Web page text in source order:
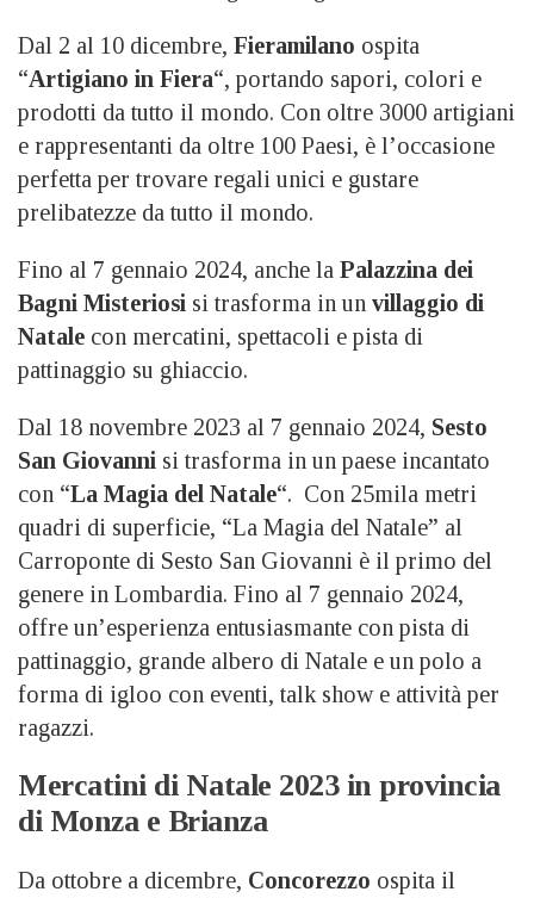
Dal 2 al 10 dicembre, Fieramilano ospita
“Artigiano in Fiera“, portando sapori, colori e
prodotti da tutto il mondo. Con oltre 3000 artigiani
e rappresentanti da oltre 100 Paesi, è l’occasione
perfetta per trovare regali unici e gustare
prelibatezze da tutto il mondo.
Fino al 7 gennaio 2024, anche la Palazzina dei
Bagni Misteriosi si trasforma in un villaggio di
Natale con mercatini, spettacoli e pista di
pattinaggio su ghiaccio.
Dal 18 novembre 2023 al 7 gennaio 2024, Sesto
San Giovanni si trasforma in un paese incantato
con “La Magia del Natale“. Con 25mila metri
quadri di superficie, “La Magia del Natale” al
Carroponte di Sesto San Giovanni è il primo del
genere in Lombardia. Fino al 7 gennaio 2024,
offre un’esperienza entusiasmante con pista di
pattinaggio, grande albero di Natale e un polo a
forma di igloo con eventi, talk show e attività per
ragazzi.
Mercatini di Natale 2023 in provincia
di Monza e Brianza
Da ottobre a dicembre, Concorezzo ospita il